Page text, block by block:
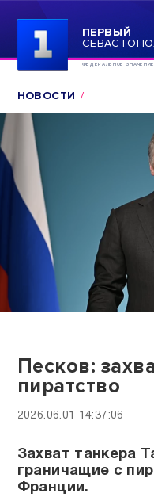
ПЕРВЫЙ
ФЕДЕРАЛЬНОЕ ЗНАЧЕНИЕ
НОВОСТИ
Песков:
пиратство
2026.06.01 14:37:06
Захват танкера
граничащие с
Франции.